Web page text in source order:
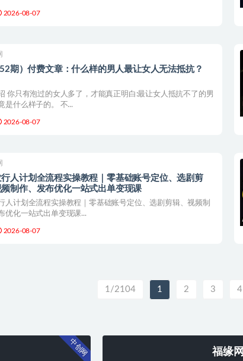
2026-08-07
期）付费文章：什么样的男人最让女人无法抵抗？
你只有泡过的女人多了，才能真正明白:最让女人抵抗不了的男
是什么样子的。 不...
2026-08-07
人计划全流程实操教程｜零基础账号定位、选剧剪
制作、发布优化一站式出单变现课​
人计划全流程实操教程｜零基础账号定位、选剧剪辑、视频制
优化一站式出单变现课​...
2026-08-07
1/2104 1 2 3 4
中创网 福缘网